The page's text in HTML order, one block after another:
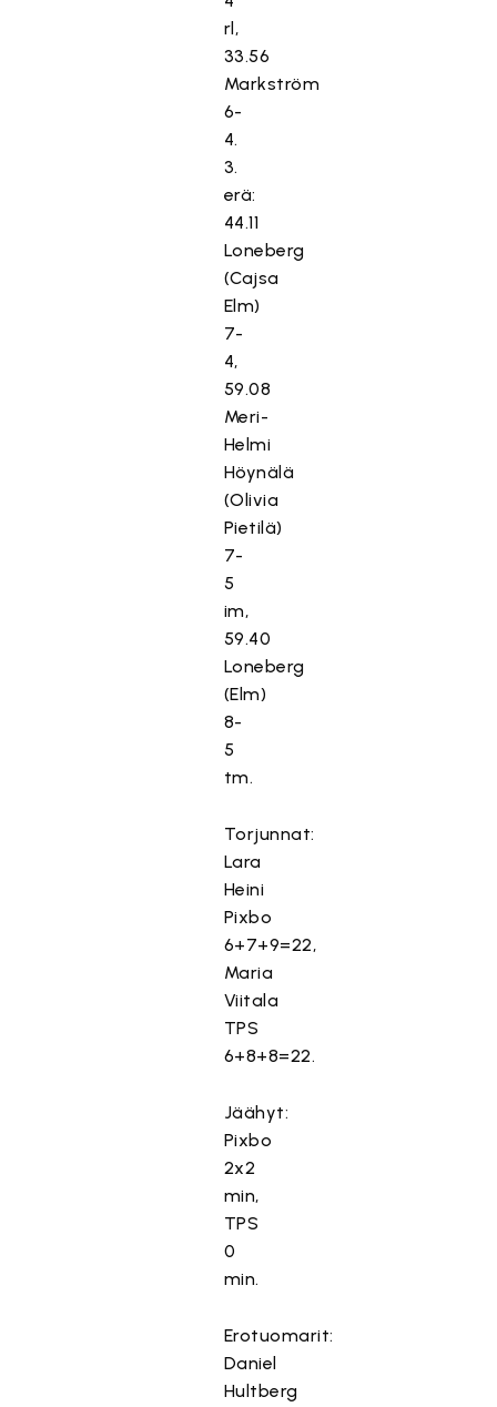
rl,
33.56
Markström
6-
4.
3.
erä:
44.11
Loneberg
(Cajsa
Elm)
7-
4,
59.08
Meri-
Helmi
Höynälä
(Olivia
Pietilä)
7-
5
im,
59.40
Loneberg
(Elm)
8-
5
tm.
Torjunnat:
Lara
Heini
Pixbo
6+7+9=22,
Maria
Viitala
TPS
6+8+8=22.
Jäähyt:
Pixbo
2x2
min,
TPS
0
min.
Erotuomarit:
Daniel
Hultberg